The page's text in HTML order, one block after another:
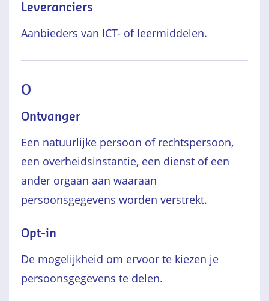
Leveranciers
Aanbieders van ICT- of leermiddelen.
O
Ontvanger
Een natuurlijke persoon of rechtspersoon,
een overheidsinstantie, een dienst of een
ander orgaan aan waaraan
persoonsgegevens worden verstrekt.
Opt-in
De mogelijkheid om ervoor te kiezen je
persoonsgegevens te delen.